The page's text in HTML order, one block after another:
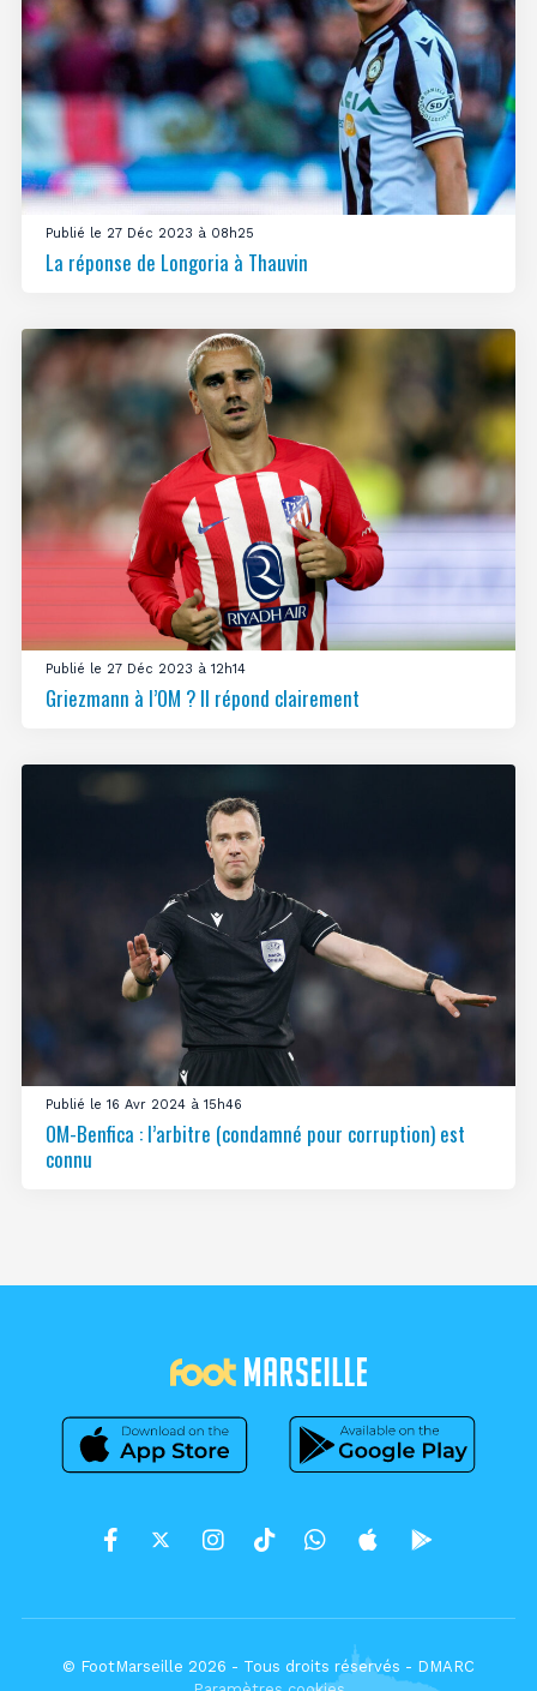
Publié le 27 Déc 2023 à 08h25
La réponse de Longoria à Thauvin
Publié le 27 Déc 2023 à 12h14
Griezmann à l’OM ? Il répond clairement
Publié le 16 Avr 2024 à 15h46
OM-Benfica : l’arbitre (condamné pour corruption) est
connu
© FootMarseille 2026 - Tous droits réservés - DMARC